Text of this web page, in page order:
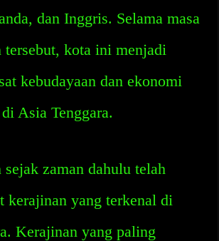
dan Inggris. Selama masa
tersebut, kota ini menjadi
kebudayaan dan ekonomi
Asia Tenggara.
zaman dahulu telah
kerajinan yang terkenal di
Kerajinan yang paling